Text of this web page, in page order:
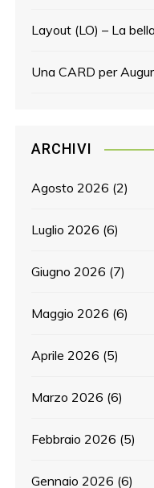
Layout (LO) – La
Una CARD per
ARCHIVI
Agosto 2026 (2)
Luglio 2026 (6)
Giugno 2026 (7)
Maggio 2026 (6)
Aprile 2026 (5)
Marzo 2026 (6)
Febbraio 2026 (5)
Gennaio 2026 (6)